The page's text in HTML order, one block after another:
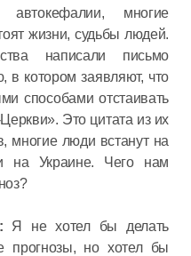
многие
жизни, судьбы людей.
написали письмо
котором заявляют, что
способами отстаивать
Это цитата из их
многие люди встанут на
на Украине. Чего нам
Я не хотел бы делать
прогнозы, но хотел бы